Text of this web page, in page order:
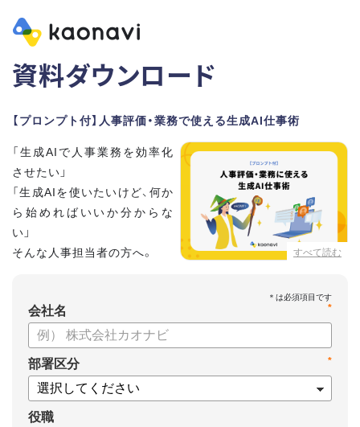
資料ダウンロード
【プロンプト付】人事評価・業務で使える生成AI仕事術
すべて読む
「生成AIで人事業務を効率化
させたい」
「生成AIを使いたいけど、何か
ら始めればいいか分からな
い」
そんな人事担当者の方へ。
本資料では、人事担当者300名の実態調査をもとに現場ですぐ
に役立つ生成AI活用術を紹介しています。
生成AI利用時のポイントや注意事項もまとめているため、これ
から始める方も安心です。評価シートフォーマットの作成や素
案の生成など、コピペで使えるプロンプトも収録！
生成AIを「壁打ち相手」や「作業アシスタント」にして、明日か
らの人事業務を効率化してみませんか？
*
会社名
*
部署区分
役職